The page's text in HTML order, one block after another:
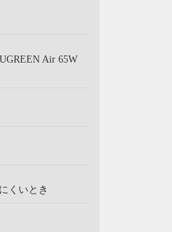
Air 65W
くいとき